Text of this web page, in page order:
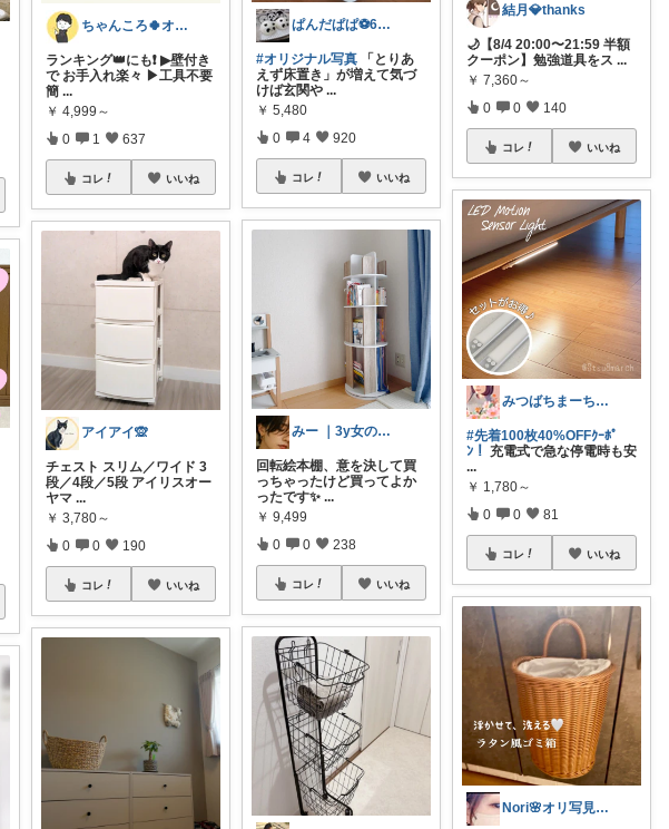
ちゃんころ🍀オリ写/インテリア/キッズ
ランキング👑にも❗ ▶壁付き
で お手入れ楽々 ▶工具不要
簡 ...
￥ 4,999～
0 1 637
コレ いいね
アイアイ🙊
チェスト スリム／ワイド 3
段／4段／5段 アイリスオー
ヤマ ...
￥ 3,780～
0 0 190
コレ いいね
ぱんだぱぱ⚽️6日有難うございます
#オリジナル写真 「とりあ
えず床置き」が増えて気づ
けば玄関や ...
￥ 5,480
0 4 920
コレ いいね
みー ｜3y女の子ママ
回転絵本棚、意を決して買
っちゃったけど買ってよか
ったです✨...
￥ 9,499
0 0 238
コレ いいね
結月💎thanks
🌙【8/4 20:00〜21:59 半額
クーポン】勉強道具をス ...
￥ 7,360～
0 0 140
コレ いいね
みつばちまーちᵀᴴᴬᴺᴷ ᵞᴼᵁ ◡̈*
#先着100枚40%OFFｸｰﾎﾟ
ﾝ！ 充電式で急な停電時も安
...
￥ 1,780～
0 0 81
コレ いいね
Nori🌸オリ写見て欲しいなぁ🤭